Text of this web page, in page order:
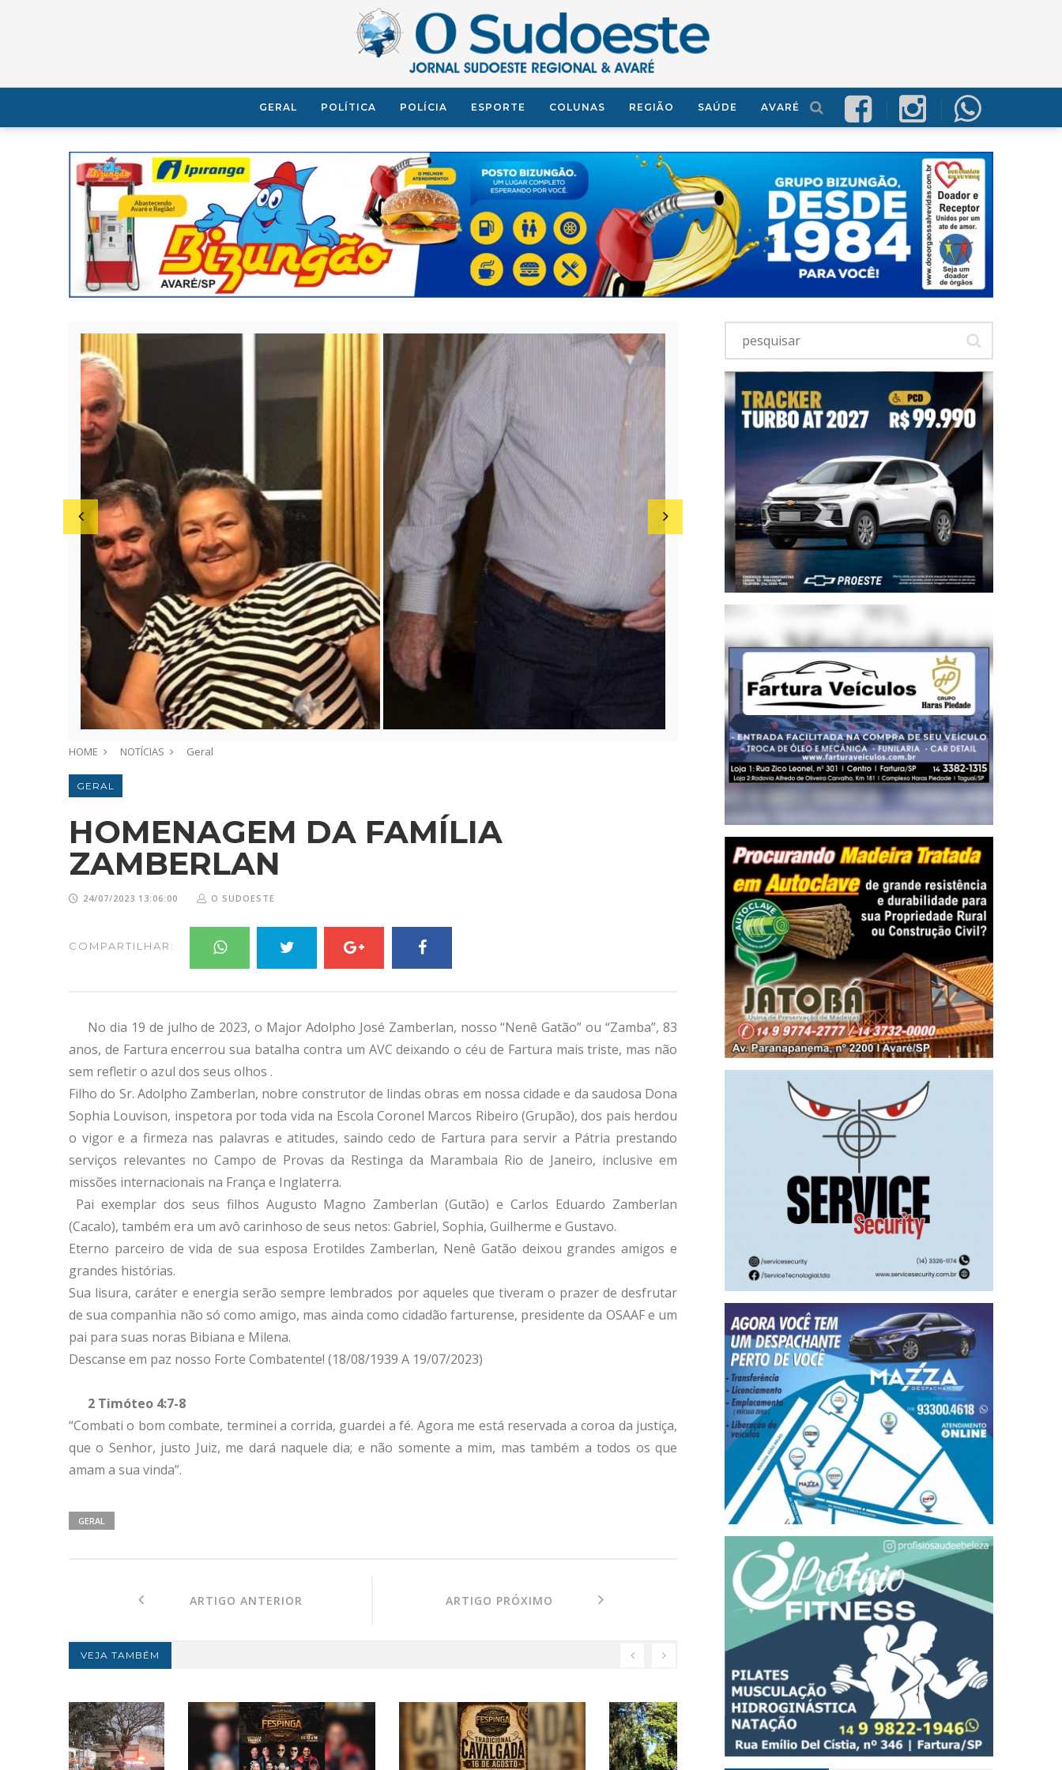
GERAL POLÍTICA POLÍCIA ESPORTE COLUNAS REGIÃO SAÚDE AVARÉ
HOME NOTÍCIAS Geral
GERAL
HOMENAGEM DA FAMÍLIA
ZAMBERLAN
24/07/2023 13:06:00 O SUDOESTE
COMPARTILHAR:
No dia 19 de julho de 2023, o Major Adolpho José Zamberlan, nosso “Nenê Gatão” ou “Zamba”, 83
anos, de Fartura encerrou sua batalha contra um AVC deixando o céu de Fartura mais triste, mas não
sem refletir o azul dos seus olhos .
Filho do Sr. Adolpho Zamberlan, nobre construtor de lindas obras em nossa cidade e da saudosa Dona
Sophia Louvison, inspetora por toda vida na Escola Coronel Marcos Ribeiro (Grupão), dos pais herdou
o vigor e a firmeza nas palavras e atitudes, saindo cedo de Fartura para servir a Pátria prestando
serviços relevantes no Campo de Provas da Restinga da Marambaia Rio de Janeiro, inclusive em
missões internacionais na França e Inglaterra.
Pai exemplar dos seus filhos Augusto Magno Zamberlan (Gutão) e Carlos Eduardo Zamberlan
(Cacalo), também era um avô carinhoso de seus netos: Gabriel, Sophia, Guilherme e Gustavo.
Eterno parceiro de vida de sua esposa Erotildes Zamberlan, Nenê Gatão deixou grandes amigos e
grandes histórias.
Sua lisura, caráter e energia serão sempre lembrados por aqueles que tiveram o prazer de desfrutar
de sua companhia não só como amigo, mas ainda como cidadão farturense, presidente da OSAAF e um
pai para suas noras Bibiana e Milena.
Descanse em paz nosso Forte Combatente! (18/08/1939 A 19/07/2023)
2 Timóteo 4:7-8
“Combati o bom combate, terminei a corrida, guardei a fé. Agora me está reservada a coroa da justiça,
que o Senhor, justo Juiz, me dará naquele dia; e não somente a mim, mas também a todos os que
amam a sua vinda”.
GERAL
ARTIGO ANTERIOR ARTIGO PRÓXIMO
VEJA TAMBÉM